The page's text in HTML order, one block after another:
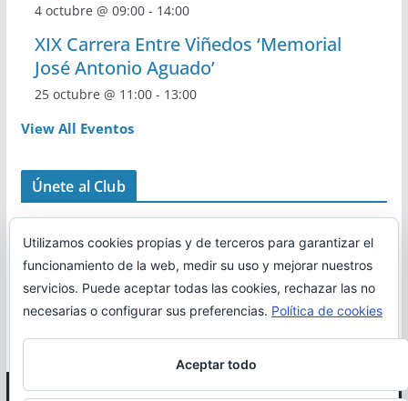
4 octubre @ 09:00- 14:00
XIX Carrera Entre Viñedos ‘Memorial
José Antonio Aguado’
25 octubre @ 11:00- 13:00
View All Eventos
Únete al Club
Utilizamos cookies propias y de terceros para garantizar el
funcionamiento de la web, medir su uso y mejorar nuestros
servicios. Puede aceptar todas las cookies, rechazar las no
necesarias o configurar sus preferencias. Política de cookies
Aceptar todo